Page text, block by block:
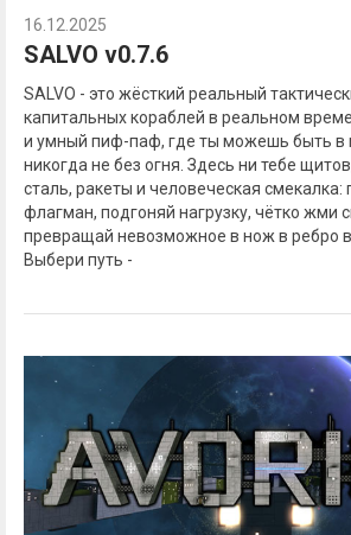
16.12.2025
SALVO v0.7.6
SALVO - это жёсткий реальный
капитальных кораблей в реальном
и умный пиф-паф, где ты можешь быть в
никогда не без огня. Здесь ни тебе
сталь, ракеты и человеческая смекалка:
флагман, подгоняй нагрузку, чётко жми
превращай невозможное в нож в ребро
Выбери путь -